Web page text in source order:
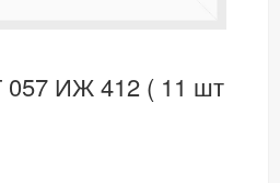
057 ИЖ 412 ( 11 шт